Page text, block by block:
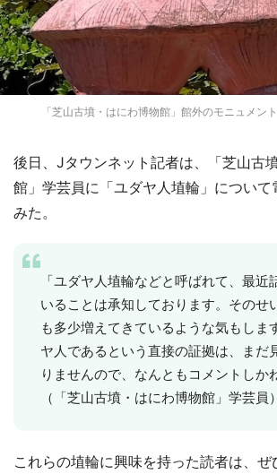
「芝山古墳・はにわ博物館」館外のモニュメン
後日、Jタウンネット記者は、「芝山古
館」学芸員に「ユダヤ人埴輪」について
みた。
「ユダヤ人埴輪などと呼ばれて、最近
いることは承知しております。そのせ
も多少増えてきているような気もしま
ヤ人であるという直接の証拠は、まだ
りませんので、なんともコメントしか
（「芝山古墳・はにわ博物館」学芸員）
これらの埴輪に興味を持った読者は、